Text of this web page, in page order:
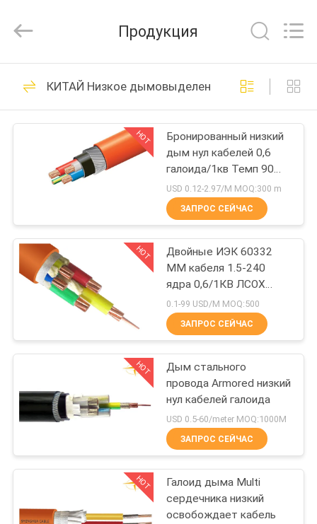
ГЛАВНАЯ
СТРАНИЦА
ПРОДУКЦИЯ
РОЛИКИ
VR
ШОУ
КОМПАНИИ
НАША
ФАБРИКА
КОНТРОЛЬ
Shenghua
Cable
Ltd..
Reserved.
Силовой кабель с
изоляцией из
сшитого
полиэтилена
306
Бронированный
электрический
кабель
244
Кабели с ПВХ
изоляцией
203
Продукция
КИТАЙ Низкое дымовыделение отсутствие
HOT
Бронированный низкий
дым нул кабелей 0,6
галоида/1кв Темп 90
градусов работая
USD 0.12-2.97/M MOQ:300 m
ЗАПРОС СЕЙЧАС
HOT
Двойные ИЭК 60332
ММ кабеля 1.5-240
ядра 0,6/1КВ ЛСОХ
огнезащитные КВ
0.1-99 USD/M MOQ:500
ЗАПРОС СЕЙЧАС
HOT
Дым стального
провода Armored низкий
нул кабелей галоида
USD 0.5-60/meter MOQ:1000М
ЗАПРОС СЕЙЧАС
HOT
Галоид дыма Multi
сердечника низкий
освобождает кабель